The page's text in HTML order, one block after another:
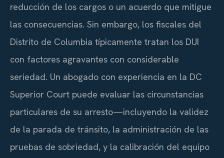
reducción de los cargos o un acuerdo que mitigue
las consecuencias. Sin embargo, los fiscales del
Distrito de Columbia típicamente tratan los DUI
con factores agravantes con considerable
seriedad. Un abogado con experiencia en la DC
Superior Court puede evaluar las circunstancias
particulares de su arresto—incluyendo la validez
de la parada de tránsito, la administración de las
pruebas de sobriedad, y la calibración del equipo